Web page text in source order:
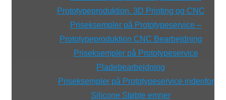
Prototypeproduktion. 3D Printing og CNC
Priseksempler på Prototypeservice –
Prototypeproduktion CNC Bearbejdning
Priseksempler på Prototypeservice
Pladebearbejdning
Priseksempler på Prototypeservice indenfor
Silicone Støbte emner